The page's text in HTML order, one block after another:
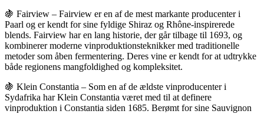
🍇 Fairview – Fairview er en af de mest markante producenter i
Paarl og er kendt for sine fyldige Shiraz og Rhône-inspirerede
blends. Fairview har en lang historie, der går tilbage til 1693, og
kombinerer moderne vinproduktionsteknikker med traditionelle
metoder som åben fermentering. Deres vine er kendt for at udtrykke
både regionens mangfoldighed og kompleksitet.
🍇 Klein Constantia – Som en af de ældste vinproducenter i
Sydafrika har Klein Constantia været med til at definere
vinproduktion i Constantia siden 1685. Berømt for sine Sauvignon